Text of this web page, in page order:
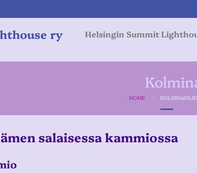
ry Helsingin Summit
HOME /
salaisessa kammiossa